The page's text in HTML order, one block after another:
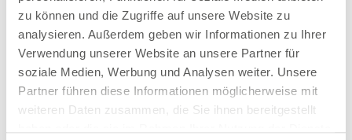
zu können und die Zugriffe auf unsere Website zu
analysieren. Außerdem geben wir Informationen zu Ihrer
Verwendung unserer Website an unsere Partner für
soziale Medien, Werbung und Analysen weiter. Unsere
Partner führen diese Informationen möglicherweise mit
weiteren Daten zusammen, die Sie ihnen bereitgestellt
Woolworth – Dillingen an der
Donau